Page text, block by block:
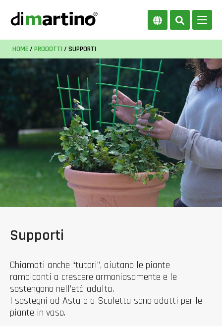
HOME/ PRODOTTI / SUPPORTI
Supporti
Chiamati anche “tutori”, aiutano le piante
rampicanti a crescere armoniosamente e le
sostengono nell’età adulta.
I sostegni ad Asta o a Scaletta sono adatti per le
piante in vaso.